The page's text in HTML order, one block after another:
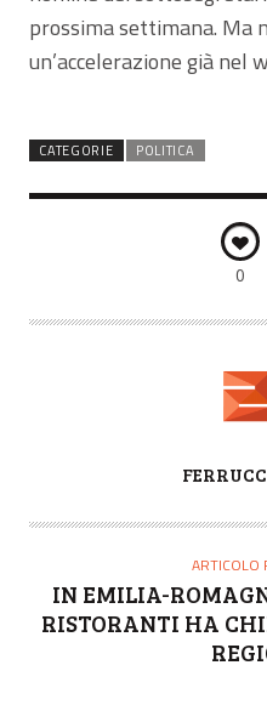
prossima settimana. Ma
un’accelerazione già nel
CATEGORIE POLITICA
0
T
ARTICOLO
IN EMILIA-
RISTORANTI HA